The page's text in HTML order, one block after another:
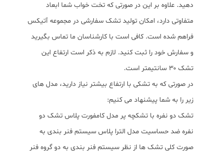
دهید. علاوه بر این در صورتی که تخت خواب شما ابعاد
متفاوتی دارد، امکان تولید تشک سفارشی در مجموعه آتیکس
فراهم شده است. کافی است با کارشناسان ما تماس بگیرید
و سفارش خود را ثبت کنید. لازم به ذکر است ارتفاع این
تشک ۳۰ سانتیمتر است.
در صورتی که به تشکی با ارتفاع بیشتر نیاز دارید، مدل های
زیر را به شما پیشنهاد می کنیم:
تشک دو نفره با تشکچه پر مدل کامفورت پلاس تشک دو
نفره ضد حساسیت مدل الترا پلاس سیستم فنر بندی به
صورت کلی تشک ها از نظر سیستم فنر بندی به دو گروه فنر